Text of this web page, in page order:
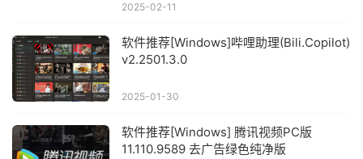
2025-02-11
软件推荐[Windows]哔哩助理(Bili.Copilot)
v2.2501.3.0
2025-01-30
软件推荐[Windows] 腾讯视频PC版
11.110.9589 去广告绿色纯净版